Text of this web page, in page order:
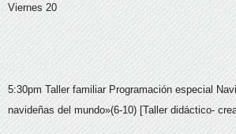
Viernes 20
5:30pm Taller familiar Programación especial
navideñas del mundo»(6-10) [Taller didáctico-